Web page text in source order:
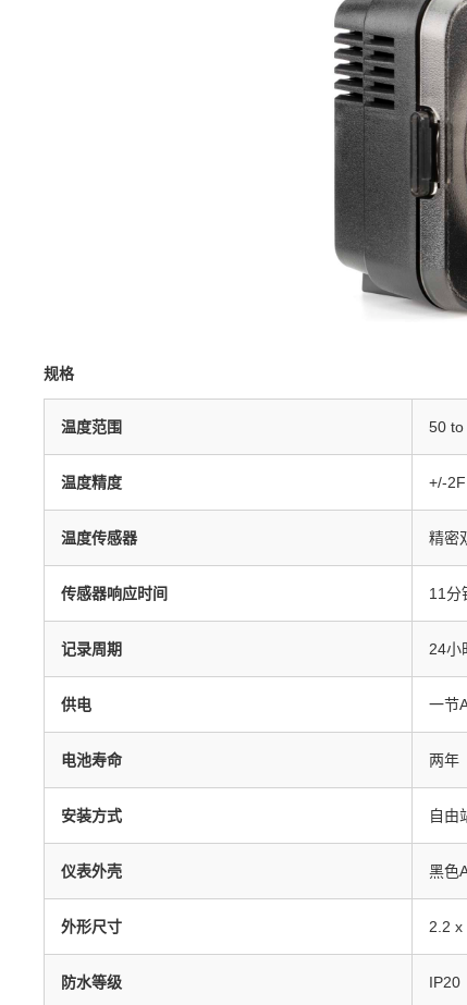
规格
温度范围 50 to
温度精度 +/-
温度传感器 精密
传感器响应时间 11分
记录周期 24小
供电 一节
电池寿命 两年
安装方式 自由
仪表外壳 黑色
外形尺寸 2.2 x
防水等级 IP20